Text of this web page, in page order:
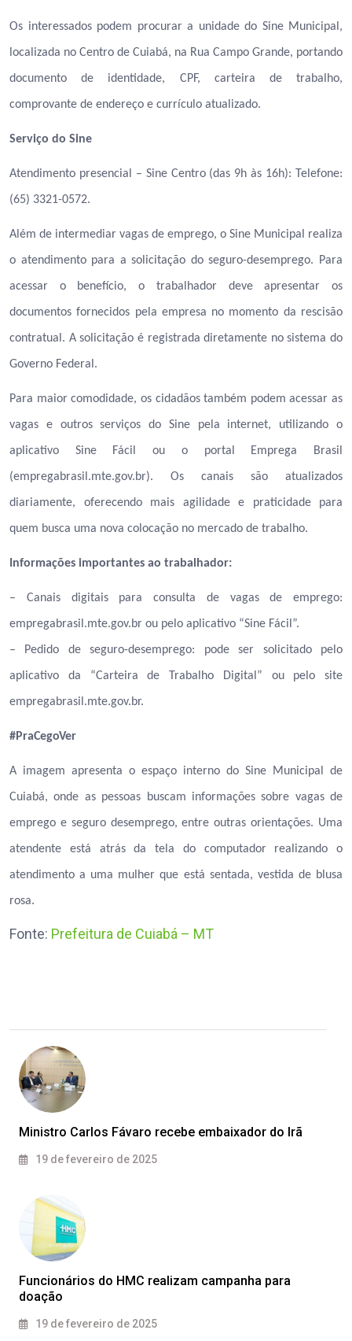
Os interessados podem procurar a unidade do Sine Municipal,
localizada no Centro de Cuiabá, na Rua Campo Grande, portando
documento de identidade, CPF, carteira de trabalho,
comprovante de endereço e currículo atualizado.
Serviço do Sine
Atendimento presencial – Sine Centro (das 9h às 16h): Telefone:
(65) 3321-0572.
Além de intermediar vagas de emprego, o Sine Municipal realiza
o atendimento para a solicitação do seguro-desemprego. Para
acessar o benefício, o trabalhador deve apresentar os
documentos fornecidos pela empresa no momento da rescisão
contratual. A solicitação é registrada diretamente no sistema do
Governo Federal.
Para maior comodidade, os cidadãos também podem acessar as
vagas e outros serviços do Sine pela internet, utilizando o
aplicativo Sine Fácil ou o portal Emprega Brasil
(empregabrasil.mte.gov.br). Os canais são atualizados
diariamente, oferecendo mais agilidade e praticidade para
quem busca uma nova colocação no mercado de trabalho.
Informações importantes ao trabalhador:
– Canais digitais para consulta de vagas de emprego:
empregabrasil.mte.gov.br ou pelo aplicativo “Sine Fácil”.
– Pedido de seguro-desemprego: pode ser solicitado pelo
aplicativo da “Carteira de Trabalho Digital” ou pelo site
empregabrasil.mte.gov.br.
#PraCegoVer
A imagem apresenta o espaço interno do Sine Municipal de
Cuiabá, onde as pessoas buscam informações sobre vagas de
emprego e seguro desemprego, entre outras orientações. Uma
atendente está atrás da tela do computador realizando o
atendimento a uma mulher que está sentada, vestida de blusa
rosa.
Fonte: Prefeitura de Cuiabá – MT
Ministro Carlos Fávaro recebe embaixador do Irã
19 de fevereiro de 2025
Funcionários do HMC realizam campanha para
doação
19 de fevereiro de 2025